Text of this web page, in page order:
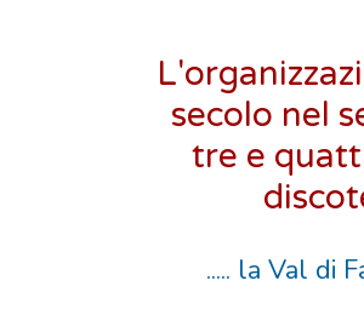
secolo nel
tre e
..... la Val di